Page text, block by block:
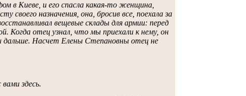
в Киеве, и его спасла какая-то женщина,
своего назначения, она, бросив все, поехала за
вещевые склады для армии: перед
Когда отец узнал, что мы приехали к нему, он
дальше. Насчет Елены Степановны отец не
здесь.